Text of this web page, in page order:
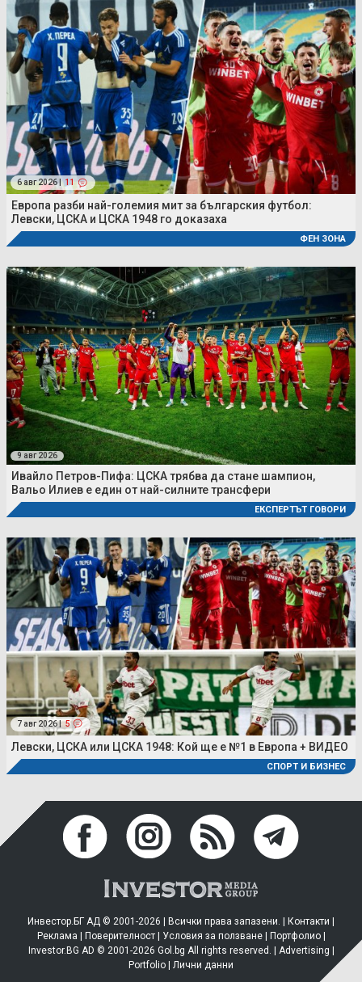
6 авг 2026 | 11
Европа разби най-големия мит за българския футбол:
Левски, ЦСКА и ЦСКА 1948 го доказаха
ФЕН ЗОНА
9 авг 2026
Ивайло Петров-Пифа: ЦСКА трябва да стане шампион,
Вальо Илиев е един от най-силните трансфери
ЕКСПЕРТЪТ ГОВОРИ
7 авг 2026 | 5
Левски, ЦСКА или ЦСКА 1948: Кой ще е №1 в Европа + ВИДЕО
СПОРТ И БИЗНЕС
Инвестор.БГ АД © 2001-2026 | Всички права запазени. | Контакти |
Реклама | Поверителност| Условия за ползване| Портфолио|
Investor.BG AD © 2001-2026 Gol.bg All rights reserved. | Advertising |
Portfolio | Лични данни